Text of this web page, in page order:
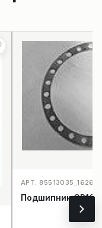
АРТ: 85513035_1626
Подшипник